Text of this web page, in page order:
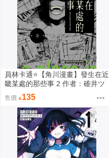
員林卡通⭐️【角川漫畫】發生在近
畿某處的那些事 2 作者：碓井ツ
カサ (附尼采書套)
售價 135